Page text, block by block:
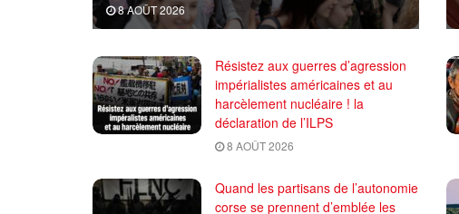
8 AOÛT 2026
Résistez aux guerres d’agression
impérialistes américaines et au
harcèlement nucléaire ! la
déclaration de l’ILPS
8 AOÛT 2026
Quand les partisans de l’autonomie
corse se prennent d’emblée les